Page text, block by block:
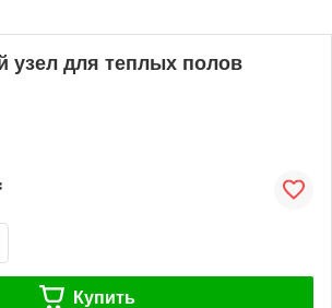
узел для теплых полов
Купить